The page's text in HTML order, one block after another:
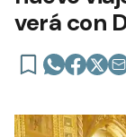
verá con